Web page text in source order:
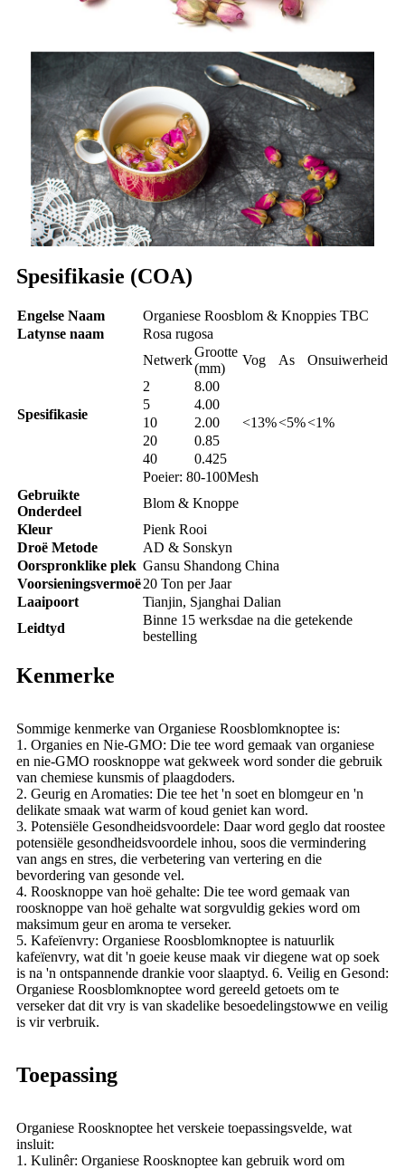
Spesifikasie (COA)
Engelse Naam
Organiese Roosblom & Knoppies TBC
Latynse naam
Rosa rugosa
Spesifikasie
Netwerk
Grootte
(mm)
Vog As
Onsuiwerheid
2
8.00
<13%<5%<1%
5
4.00
10
2.00
20
0.85
40
0.425
Poeier: 80-100Mesh
Gebruikte
Onderdeel
Blom & Knoppe
Kleur
Pienk Rooi
Droë Metode
AD & Sonskyn
Oorspronklike plek Gansu Shandong China
Voorsieningsvermoë20 Ton per Jaar
Laaipoort
Tianjin, Sjanghai Dalian
Leidtyd
Binne 15 werksdae na die getekende
bestelling
Kenmerke
Sommige kenmerke van Organiese Roosblomknoptee is:
1. Organies en Nie-GMO: Die tee word gemaak van organiese
en nie-GMO roosknoppe wat gekweek word sonder die gebruik
van chemiese kunsmis of plaagdoders.
2. Geurig en Aromaties: Die tee het 'n soet en blomgeur en 'n
delikate smaak wat warm of koud geniet kan word.
3. Potensiële Gesondheidsvoordele: Daar word geglo dat roostee
potensiële gesondheidsvoordele inhou, soos die vermindering
van angs en stres, die verbetering van vertering en die
bevordering van gesonde vel.
4. Roosknoppe van hoë gehalte: Die tee word gemaak van
roosknoppe van hoë gehalte wat sorgvuldig gekies word om
maksimum geur en aroma te verseker.
5. Kafeïenvry: Organiese Roosblomknoptee is natuurlik
kafeïenvry, wat dit 'n goeie keuse maak vir diegene wat op soek
is na 'n ontspannende drankie voor slaaptyd. 6. Veilig en Gesond:
Organiese Roosblomknoptee word gereeld getoets om te
verseker dat dit vry is van skadelike besoedelingstowwe en veilig
is vir verbruik.
Toepassing
Organiese Roosknoptee het verskeie toepassingsvelde, wat
insluit:
1. Kulinêr: Organiese Roosknoptee kan gebruik word om